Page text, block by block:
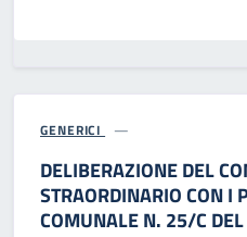
GENERICI
DELIBERAZIONE DEL
STRAORDINARIO CON I
COMUNALE N. 25/C